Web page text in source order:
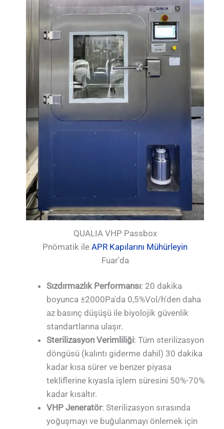
QUALIA VHP Passbox
Pnömatik ileAPR Kapılarını Mühürleyin
Fuar'da
Sızdırmazlık Performansı: 20 dakika
boyunca ±2000Pa'da 0,5%Vol/h'den daha
az basınç düşüşü ile biyolojik güvenlik
standartlarına ulaşır.
Sterilizasyon Verimliliği: Tüm sterilizasyon
döngüsü (kalıntı giderme dahil) 30 dakika
kadar kısa sürer ve benzer piyasa
tekliflerine kıyasla işlem süresini 50%-70%
kadar kısaltır.
VHP Jeneratör: Sterilizasyon sırasında
yoğuşmayı ve buğulanmayı önlemek için